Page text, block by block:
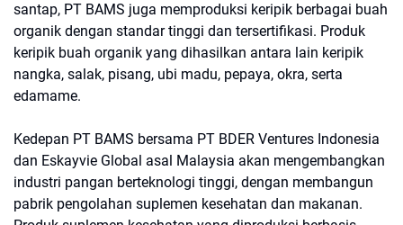
santap, PT BAMS juga memproduksi keripik berbagai buah
organik dengan standar tinggi dan tersertifikasi. Produk
keripik buah organik yang dihasilkan antara lain keripik
nangka, salak, pisang, ubi madu, pepaya, okra, serta
edamame.
Kedepan PT BAMS bersama PT BDER Ventures Indonesia
dan Eskayvie Global asal Malaysia akan mengembangkan
industri pangan berteknologi tinggi, dengan membangun
pabrik pengolahan suplemen kesehatan dan makanan.